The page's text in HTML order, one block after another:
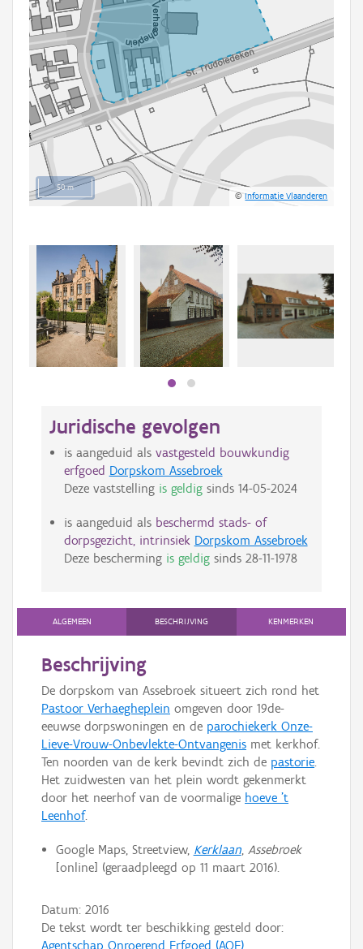
50 m
©Informatie Vlaanderen
Juridische gevolgen
is aangeduid als vastgesteld bouwkundig
erfgoed Dorpskom Assebroek
Deze vaststelling is geldigsinds 14-05-2024
is aangeduid als beschermd stads- of
dorpsgezicht, intrinsiek Dorpskom Assebroek
Deze bescherming is geldigsinds 28-11-1978
ALGEMEEN BESCHRIJVING KENMERKEN
Beschrijving
De dorpskom van Assebroek situeert zich rond het
Pastoor Verhaegheplein omgeven door 19de-
eeuwse dorpswoningen en de parochiekerk Onze-
Lieve-Vrouw-Onbevlekte-Ontvangenis met kerkhof.
Ten noorden van de kerk bevindt zich de pastorie.
Het zuidwesten van het plein wordt gekenmerkt
door het neerhof van de voormalige hoeve 't
Leenhof.
Google Maps, Streetview, Kerklaan, Assebroek
[online] (geraadpleegd op 11 maart 2016).
Datum: 2016
De tekst wordt ter beschikking gesteld door:
Agentschap Onroerend Erfgoed (AOE)